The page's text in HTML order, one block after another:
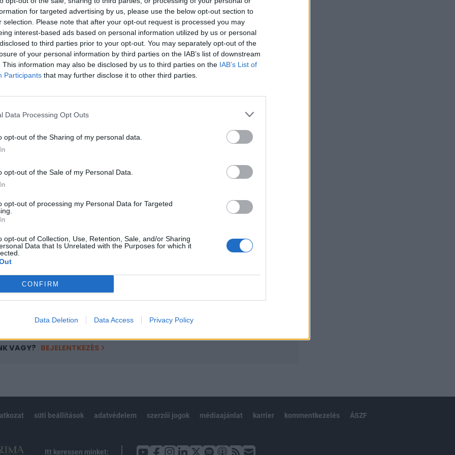
for targeted advertising by us, please use the below opt-out section to
selection. Please note that after your opt-out request is processed you may
interest-based ads based on personal information utilized by us or personal
to third parties prior to your opt-out. You may separately opt-out of the
of your personal information by third parties on the IAB’s list of downstream
This information may also be disclosed by us to third parties on the IAB’s List of
Participants that may further disclose it to other third parties.
Data Processing Opt Outs
opt-out of the Sharing of my personal data.
opt-out of the Sale of my Personal Data.
opt-out of processing my Personal Data for Targeted
opt-out of Collection, Use, Retention, Sale, and/or Sharing
Data that Is Unrelated with the Purposes for which it
CONFIRM
Data Deletion Data Access Privacy Policy
indul a munkásszállások építését támogató új program, ez 3500
majd lakhatást. A szálláshelyek legalább 50 százalékát magyar
Economic Forum 2026Október 15-én jön a Nyugat-magyarországi Economic
szakmai párbeszédet és értékes üzleti kapcsolatokat kínál a régiós
Részletek a linken.Információ és jelentkezésJól ismert a magyar munkaerő
de a munkaerőpiacra most minden munkáskéz kell. A beruházások...
portfolio.hu hírarchívumához tartozik, melynek olvasása előfizetéses
tartalmazza:
cikkarchívum
elmúlt 2 év napon belüli
VAGY? BEJELENTKEZÉS
süti beállítások adatvédelem szerzői jogok médiaajánlat karrier kommentkezelés ÁSZF
Itt keressen minket: